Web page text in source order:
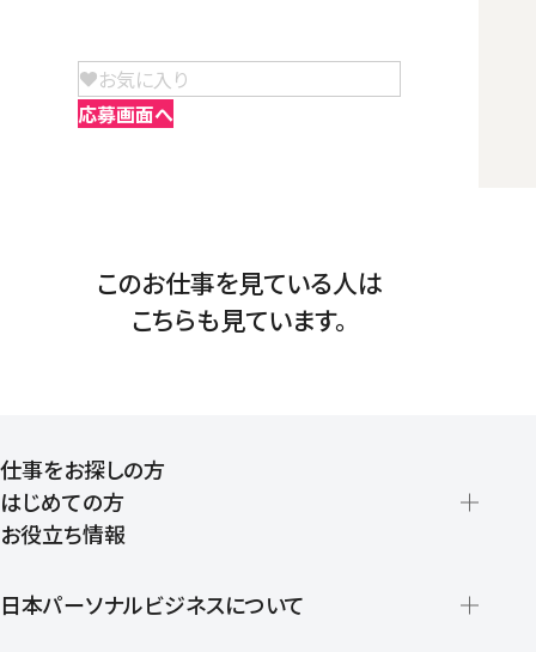
お気に入り
応募画面へ
このお仕事を見ている人は
こちらも見ています。
仕事をお探しの方
はじめての方
登録から就業開始までの流れ
お役立ち情報
日本パーソナルビジネスについて